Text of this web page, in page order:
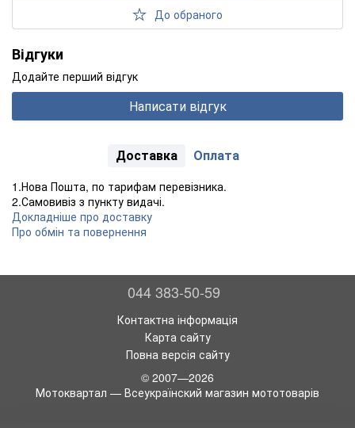
До обраного
Відгуки
Додайте перший відгук
Написати відгук
Доставка Оплата
1.Нова Пошта, по тарифам перевізника.
2.Самовивіз з пункту видачі.
Докладніше про доставку
Про обмін та повернення
044 383-50-59
Контактна інформація
Карта сайту
Повна версія сайту
© 2007—2026
Мотоквартал — Всеукраїнский магазин мототоварів